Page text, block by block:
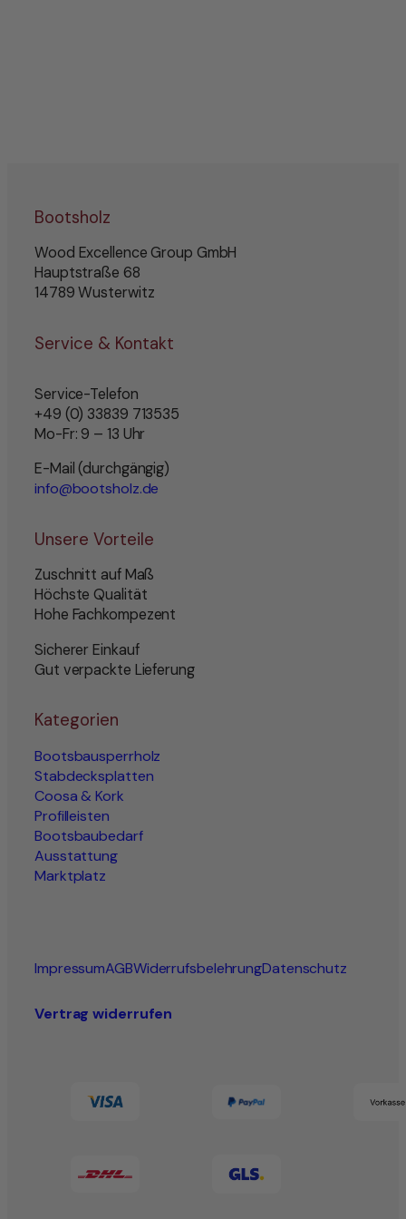
Bootsholz
Wood Excellence Group GmbH
Hauptstraße 68
14789 Wusterwitz
Service & Kontakt
Service-Telefon
+49 (0) 33839 713535
Mo-Fr: 9 – 13 Uhr
E-Mail (durchgängig)
info@bootsholz.de
Unsere Vorteile
Zuschnitt auf Maß
Höchste Qualität
Hohe Fachkompezent
Sicherer Einkauf
Gut verpackte Lieferung
Kategorien
Bootsbausperrholz
Stabdecksplatten
Coosa & Kork
Profilleisten
Bootsbaubedarf
Ausstattung
Marktplatz
ImpressumAGBWiderrufsbelehrungDatenschutz
Vertrag widerrufen